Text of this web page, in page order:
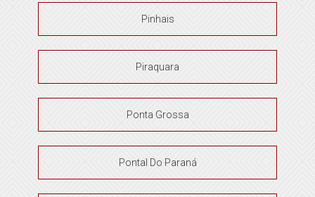
Pinhais
Piraquara
Ponta Grossa
Pontal Do Paraná